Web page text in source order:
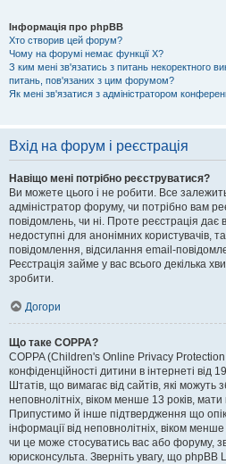
Інформація про phpBB
Хто створив цей форум?
Чому на форумі немає функції X?
З ким мені зв'язатись з питань некоректного
питань, пов'язаних з цим форумом?
Як мені зв'язатися з адміністратором
Вхід на форум і реєстрація
Навіщо мені потрібно реєструватися?
Ви можете цього і не робити. Все
адміністратор форуму, чи потрібно вам
повідомлень, чи ні. Проте реєстрація дає
недоступні для анонімних користувачів,
повідомлення, відсилання email-
Реєстрація займе у вас всього декілька
зробити.
Догори
Що таке COPPA?
COPPA (Children's Online Privacy
конфіденційності дитини в інтернеті від
Штатів, що вимагає від сайтів, які можуть
неповнолітніх, віком менше 13 років,
Припустимо й інше підтвердження що
інформації від неповнолітніх, віком
чи це може стосуватись вас або форуму,
юрисконсульта. Зверніть увагу, що phpBB